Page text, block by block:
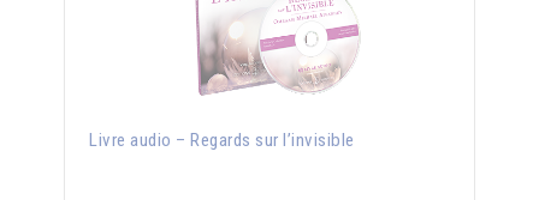
Livre audio – Regards sur l’invisible